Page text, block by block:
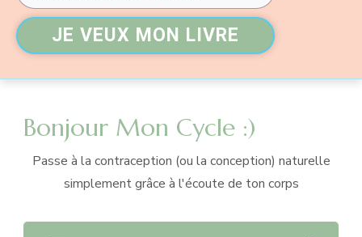
Bonjour Mon Cycle :)
Passe à la contraception (ou la conception) naturelle
simplement grâce à l'écoute de ton corps
JE VEUX MON LIVRE